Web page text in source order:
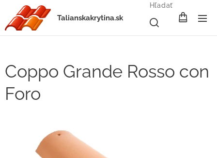
Talianskakrytina.sk
Hľadať
Coppo Grande Rosso con
Foro